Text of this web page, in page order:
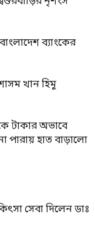
ব্যাংকের
খান হিমু
টাকার অভাবে
পারায় হাত বাড়ালো
সেবা দিলেন ডাঃ